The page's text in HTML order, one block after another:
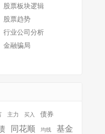
股票板块逻辑
股票趋势
行业公司分析
金融骗局
主力 买入 债券
同花顺 均线 基金